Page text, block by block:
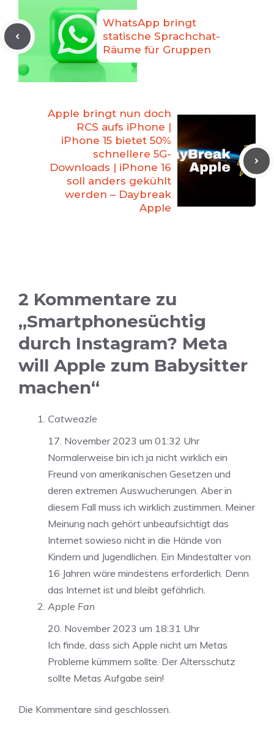
WhatsApp bringt
statische Sprachchat-
Räume für Gruppen
Apple bringt nun doch
RCS aufs iPhone |
iPhone 15 bietet 50%
schnellere 5G-
Downloads | iPhone 16
soll anders gekühlt
werden – Daybreak
Apple
2 Kommentare zu
„Smartphonesüchtig
durch Instagram? Meta
will Apple zum Babysitter
machen“
Catweazle
17. November 2023 um 01:32 Uhr
Normalerweise bin ich ja nicht wirklich ein
Freund von amerikanischen Gesetzen und
deren extremen Auswucherungen. Aber in
diesem Fall muss ich wirklich zustimmen. Meiner
Meinung nach gehört unbeaufsichtigt das
Internet sowieso nicht in die Hände von
Kindern und Jugendlichen. Ein Mindestalter von
16 Jahren wäre mindestens erforderlich. Denn
das Internet ist und bleibt gefährlich.
Apple Fan
20. November 2023 um 18:31 Uhr
Ich finde, dass sich Apple nicht um Metas
Probleme kümmern sollte. Der Altersschutz
sollte Metas Aufgabe sein!
Die Kommentare sind geschlossen.